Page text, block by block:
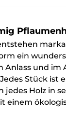
ein
und
Stück
Holz in
einem